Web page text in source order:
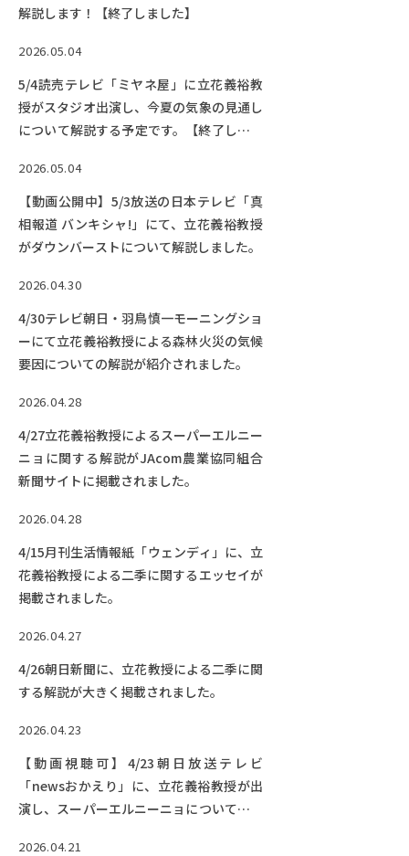
解説します！【終了しました】
2026.05.04
5/4読売テレビ「ミヤネ屋」に立花義裕教
授がスタジオ出演し、今夏の気象の見通し
について解説する予定です。【終了しまし
2026.05.04
【動画公開中】5/3放送の日本テレビ「真
相報道 バンキシャ!」にて、立花義裕教授
がダウンバーストについて解説しました。
2026.04.30
4/30テレビ朝日・羽鳥慎一モーニングショ
ーにて立花義裕教授による森林火災の気候
要因についての解説が紹介されました。
2026.04.28
4/27立花義裕教授によるスーパーエルニー
ニョに関する解説がJAcom農業協同組合
新聞サイトに掲載されました。
2026.04.28
4/15月刊生活情報紙「ウェンディ」に、立
花義裕教授による二季に関するエッセイが
掲載されました。
2026.04.27
4/26朝日新聞に、立花教授による二季に関
する解説が大きく掲載されました。
2026.04.23
【動画視聴可】4/23朝日放送テレビ
「newsおかえり」に、立花義裕教授が出
演し、スーパーエルニーニョについて解説
2026.04.21